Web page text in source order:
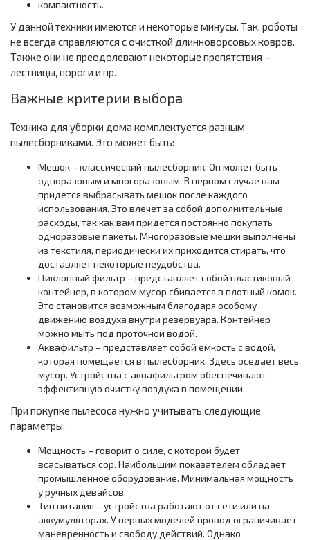
компактность.
У данной техники имеются и некоторые минусы. Так, роботы
не всегда справляются с очисткой длинноворсовых ковров.
Также они не преодолевают некоторые препятствия –
лестницы, пороги и пр.
Важные критерии выбора
Техника для уборки дома комплектуется разным
пылесборниками. Это может быть:
Мешок – классический пылесборник. Он может быть
одноразовым и многоразовым. В первом случае вам
придется выбрасывать мешок после каждого
использования. Это влечет за собой дополнительные
расходы, так как вам придется постоянно покупать
одноразовые пакеты. Многоразовые мешки выполнены
из текстиля, периодически их приходится стирать, что
доставляет некоторые неудобства.
Циклонный фильтр – представляет собой пластиковый
контейнер, в котором мусор сбивается в плотный комок.
Это становится возможным благодаря особому
движению воздуха внутри резервуара. Контейнер
можно мыть под проточной водой.
Аквафильтр – представляет собой емкость с водой,
которая помещается в пылесборник. Здесь оседает весь
мусор. Устройства с аквафильтром обеспечивают
эффективную очистку воздуха в помещении.
При покупке пылесоса нужно учитывать следующие
параметры:
Мощность – говорит о силе, с которой будет
всасываться сор. Наибольшим показателем обладает
промышленное оборудование. Минимальная мощность
у ручных девайсов.
Тип питания – устройства работают от сети или на
аккумуляторах. У первых моделей провод ограничивает
маневренность и свободу действий. Однако